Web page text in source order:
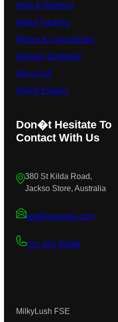
Help & Ordering
About Tracking
Return & Cancelletion
Delivery Schedule
Get a Call
Online Enquiry
Don�t Hesitate To
Contact With Us
380 St Kilda Road,
Jackso Store, Australia
test@example.com
012 324 45698
MilkyLush FSE